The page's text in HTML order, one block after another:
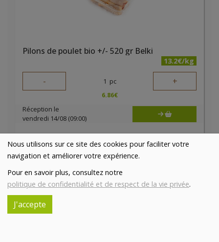
Nous utilisons sur ce site des cookies pour faciliter votre
navigation et améliorer votre expérience.
Pour en savoir plus, consultez notre
politique de confidentialité et de respect de la vie privée.
J'accepte
Pilons de poulet bio +/- 520 gr Belki
13.2€/kg
- 1 pc +
6.86€
Réception le
vendredi 14/08 (09:00)
1 pc = ± 0.52 kg = ± 6.86 €